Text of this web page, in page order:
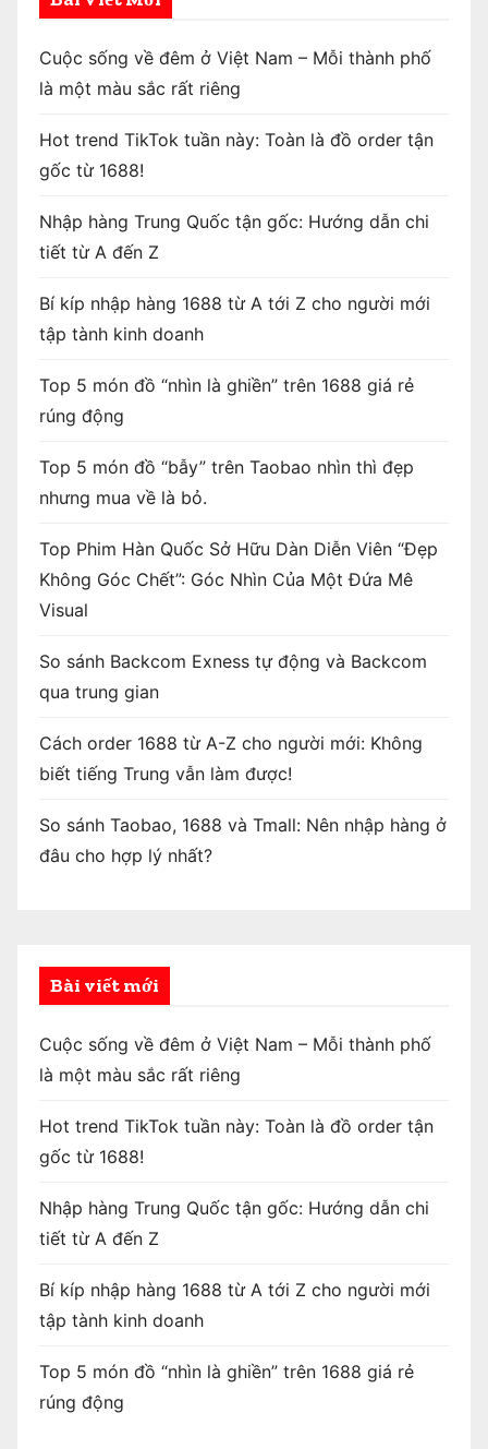
Cuộc sống về đêm ở Việt Nam – Mỗi thành phố
là một màu sắc rất riêng
Hot trend TikTok tuần này: Toàn là đồ order tận
gốc từ 1688!
Nhập hàng Trung Quốc tận gốc: Hướng dẫn chi
tiết từ A đến Z
Bí kíp nhập hàng 1688 từ A tới Z cho người mới
tập tành kinh doanh
Top 5 món đồ “nhìn là ghiền” trên 1688 giá rẻ
rúng động
Top 5 món đồ “bẫy” trên Taobao nhìn thì đẹp
nhưng mua về là bỏ.
Top Phim Hàn Quốc Sở Hữu Dàn Diễn Viên “Đẹp
Không Góc Chết”: Góc Nhìn Của Một Đứa Mê
Visual
So sánh Backcom Exness tự động và Backcom
qua trung gian
Cách order 1688 từ A-Z cho người mới: Không
biết tiếng Trung vẫn làm được!
So sánh Taobao, 1688 và Tmall: Nên nhập hàng ở
đâu cho hợp lý nhất?
Bài viết mới
Cuộc sống về đêm ở Việt Nam – Mỗi thành phố
là một màu sắc rất riêng
Hot trend TikTok tuần này: Toàn là đồ order tận
gốc từ 1688!
Nhập hàng Trung Quốc tận gốc: Hướng dẫn chi
tiết từ A đến Z
Bí kíp nhập hàng 1688 từ A tới Z cho người mới
tập tành kinh doanh
Top 5 món đồ “nhìn là ghiền” trên 1688 giá rẻ
rúng động